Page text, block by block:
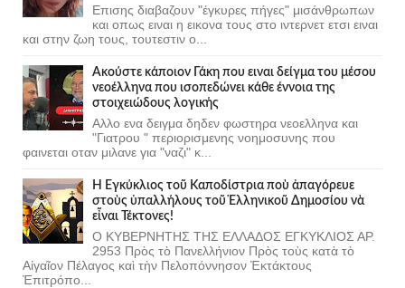
Επισης διαβαζουν "έγκυρες πήγες" μισάνθρωπων
και οπως ειναι η εικονα τους στο ιντερνετ ετσι ειναι
και στην ζωη τους, τουτεστιν ο...
Ακούστε κάποιον Γάκη που ειναι δείγμα του μέσου
νεοέλληνα που ισοπεδώνει κάθε έννοια της
στοιχειώδους λογικής
Αλλο ενα δειγμα δηδεν φωστηρα νεοελληνα και
"Γιατρου " περιορισμενης νοημοσυνης που
φαινεται οταν μιλανε για "ναζι" κ...
Ἡ Ἐγκύκλιος τοῦ Καποδίστρια ποὺ ἀπαγόρευε
στοὺς ὑπαλλήλους τοῦ Ἑλληνικοῦ Δημοσίου νὰ
εἶναι Τέκτονες!
Ο ΚΥΒΕΡΝΗΤΗΣ ΤΗΣ ΕΛΛΑΔΟΣ ΕΓΚΥΚΛΙΟΣ ΑΡ.
2953 Πρὸς τὸ Πανελλήνιον Πρὸς τοὺς κατὰ τὸ
Αἰγαῖον Πέλαγος καὶ τὴν Πελοπόννησον Ἐκτάκτους
Ἐπιτρόπο...